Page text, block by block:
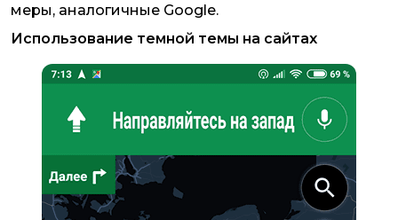
меры, аналогичные Google.
Использование темной темы на сайтах